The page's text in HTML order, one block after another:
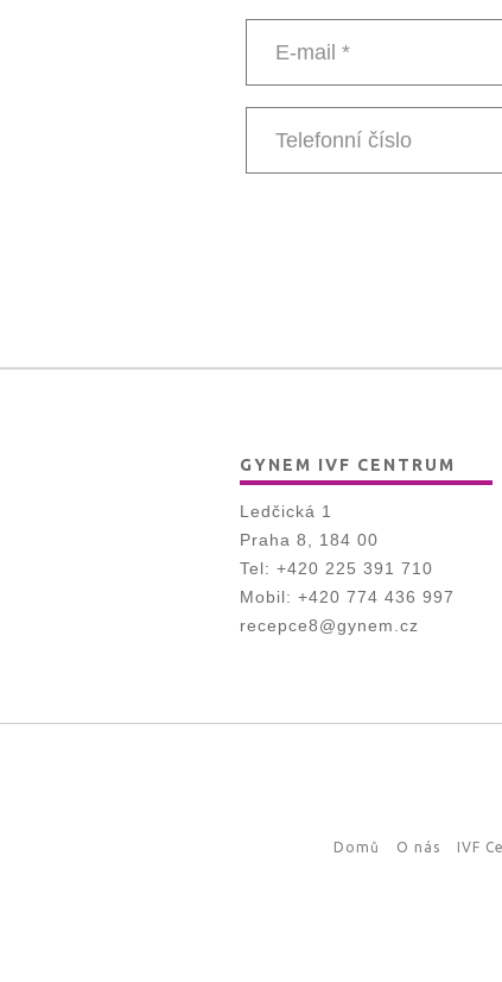
GYNEM IVF CENTRUM
Ledčická 1
Praha 8, 184 00
Tel: +420 225 391 710
Mobil: +420 774 436 997
recepce8@gynem.cz
Domů O nás IVF